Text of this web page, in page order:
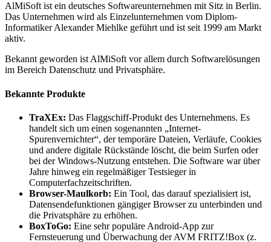
AlMiSoft ist ein deutsches Softwareunternehmen mit Sitz in Berlin.
Das Unternehmen wird als Einzelunternehmen vom Diplom-
Informatiker Alexander Miehlke geführt und ist seit 1999 am Markt
aktiv.
Bekannt geworden ist AlMiSoft vor allem durch Softwarelösungen
im Bereich Datenschutz und Privatsphäre.
Bekannte Produkte
TraXEx: Das Flaggschiff-Produkt des Unternehmens. Es
handelt sich um einen sogenannten „Internet-
Spurenvernichter“, der temporäre Dateien, Verläufe, Cookies
und andere digitale Rückstände löscht, die beim Surfen oder
bei der Windows-Nutzung entstehen. Die Software war über
Jahre hinweg ein regelmäßiger Testsieger in
Computerfachzeitschriften.
Browser-Maulkorb: Ein Tool, das darauf spezialisiert ist,
Datensendefunktionen gängiger Browser zu unterbinden und
die Privatsphäre zu erhöhen.
BoxToGo: Eine sehr populäre Android-App zur
Fernsteuerung und Überwachung der AVM FRITZ!Box (z.